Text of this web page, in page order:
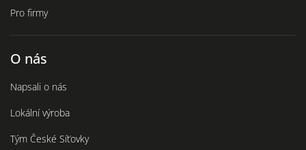
Pro firmy
O nás
Napsali o nás
Lokální výroba
Tým České Síťovky